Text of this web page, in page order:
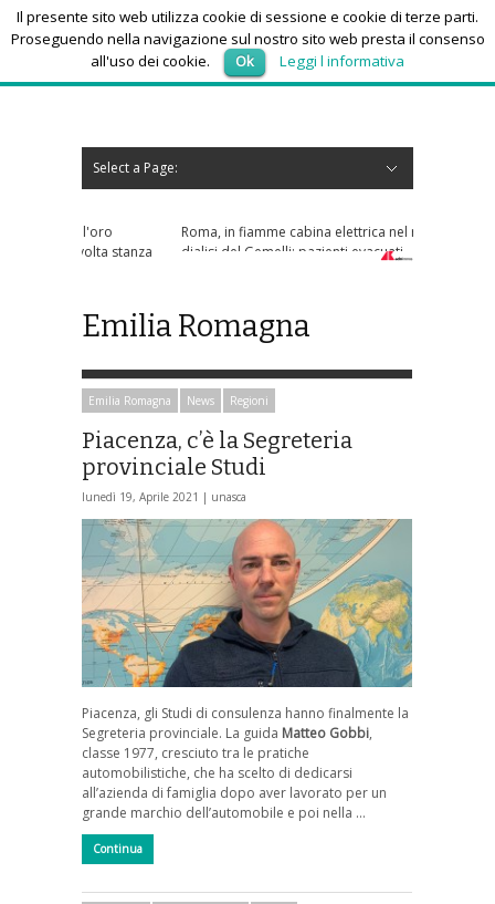
sabato 8, Agosto 2026
Select a Page:
Roma, in fiamme cabina elettrica nel reparto
dialisi del Gemelli: pazienti evacuati
Emilia Romagna
Emilia Romagna News Regioni
Piacenza, c’è la Segreteria
provinciale Studi
lunedì 19, Aprile 2021 | unasca
Piacenza, gli Studi di consulenza hanno finalmente la
Segreteria provinciale. La guida Matteo Gobbi,
classe 1977, cresciuto tra le pratiche
automobilistiche, che ha scelto di dedicarsi
all’azienda di famiglia dopo aver lavorato per un
grande marchio dell’automobile e poi nella …
Continua
Il presente sito web utilizza cookie di sessione e cookie di terze parti.
Proseguendo nella navigazione sul nostro sito web presta il consenso
all'uso dei cookie.
Ok Leggi l informativa